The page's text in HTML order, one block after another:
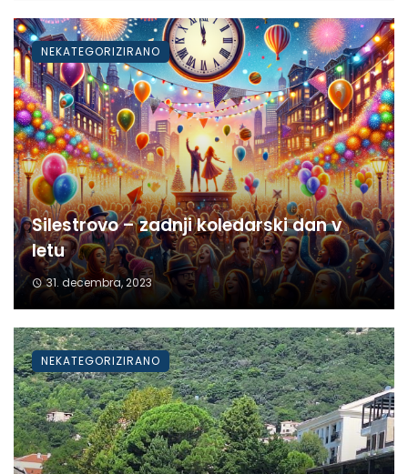
Silestrovo – zadnji koledarski dan v
letu
31. decembra, 2023
NEKATEGORIZIRANO
NEKATEGORIZIRANO